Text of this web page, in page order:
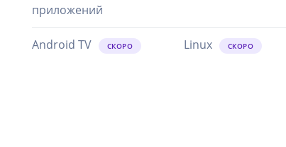
приложений
Android TV СКОРО Linux СКОРО